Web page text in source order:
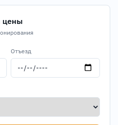
цены
Отъезд